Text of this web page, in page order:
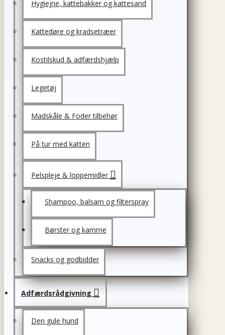
Hygiejne, kattebakker og kattesand
Kattedøre og kradsetræer
Kostilskud & adfærdshjælp
Legetøj
Madskåle & Foder tilbehør
På tur med katten
Pelspleje & loppemidler
Shampoo, balsam og filterspray
Børster og kamme
Snacks og godbidder
Adfærdsrådgivning
Den gule hund